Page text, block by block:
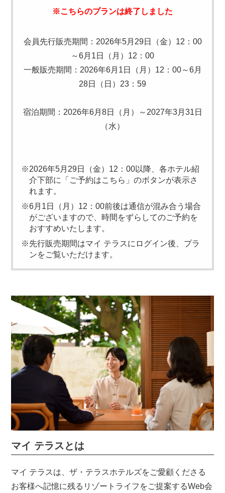
※こちらのプランは終了しました
会員先行販売期間：2026年5月29日（金）12：00
～6月1日（月）12：00
一般販売期間：2026年6月1日（月）12：00～6月
28日（日）23：59
宿泊期間：2026年6月8日（月）～2027年3月31日
（水）
※2026年5月29日（金）12：00以降、各ホテル紹
介下部に「ご予約はこちら」のボタンが表示さ
れます。
※6月1日（月）12：00前後は通信が混み合う場合
がございますので、時間をずらしてのご予約を
おすすめいたします。
※先行販売期間はマイ テラスにログイン後、プラ
ンをご覧いただけます。
マイ テラスとは
マイ テラスは、ザ・テラスホテルズをご愛顧くださる
お客様へ記憶に残るリゾートライフをご提案するWeb会